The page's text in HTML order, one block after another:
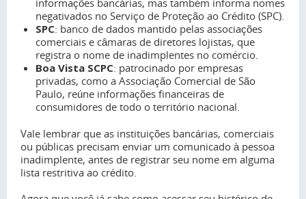
informações bancárias, mas também informa nomes
negativados no Serviço de Proteção ao Crédito (SPC).
SPC: banco de dados mantido pelas associações
comerciais e câmaras de diretores lojistas, que
registra o nome de inadimplentes no comércio.
Boa Vista SCPC: patrocinado por empresas
privadas, como a Associação Comercial de São
Paulo, reúne informações financeiras de
consumidores de todo o território nacional.
Vale lembrar que as instituições bancárias, comerciais
ou públicas precisam enviar um comunicado à pessoa
inadimplente, antes de registrar seu nome em alguma
lista restritiva ao crédito.